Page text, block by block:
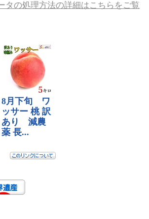
タの処理方法の詳細はこちらをご覧